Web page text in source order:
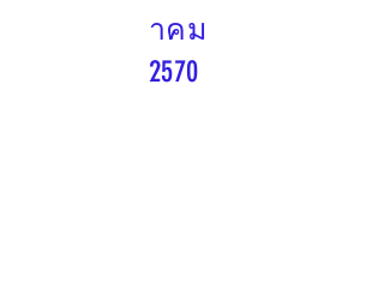
าคม
2570